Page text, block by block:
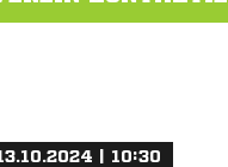
| 10:30